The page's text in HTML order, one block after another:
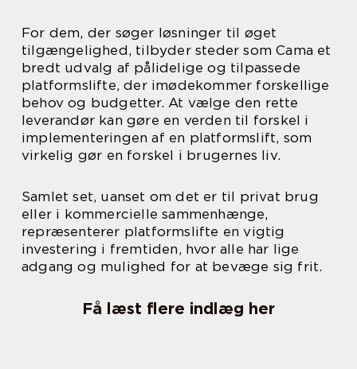
For dem, der søger løsninger til øget
tilgængelighed, tilbyder steder som Cama et
bredt udvalg af pålidelige og tilpassede
platformslifte, der imødekommer forskellige
behov og budgetter. At vælge den rette
leverandør kan gøre en verden til forskel i
implementeringen af en platformslift, som
virkelig gør en forskel i brugernes liv.
Samlet set, uanset om det er til privat brug
eller i kommercielle sammenhænge,
repræsenterer platformslifte en vigtig
investering i fremtiden, hvor alle har lige
adgang og mulighed for at bevæge sig frit.
Få læst flere indlæg her